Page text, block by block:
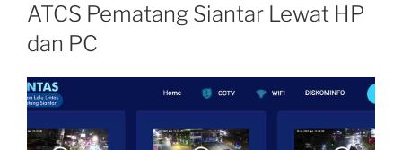
ATCS Pematang Siantar Lewat HP
dan PC